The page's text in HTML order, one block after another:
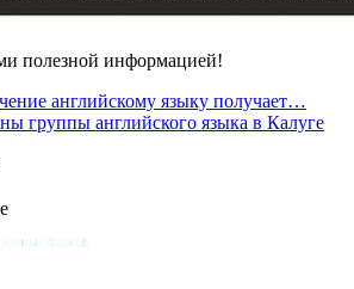
полезной информацией!
английскому языку получает…
группы английского языка в Калуге